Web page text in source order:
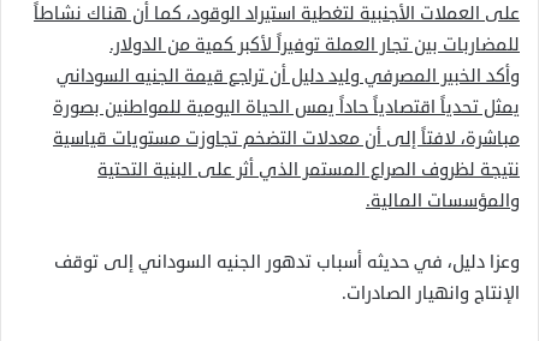
على العملات الأجنبية لتغطية استيراد الوقود، كما أن هناك نشاطاً
للمضاربات بين تجار العملة توفيراً لأكبر كمية من الدولار.
وأكد الخبير المصرفي وليد دليل أن تراجع قيمة الجنيه السوداني
يمثل تحدياً اقتصادياً حاداً يمس الحياة اليومية للمواطنين بصورة
مباشرة، لافتاً إلى أن معدلات التضخم تجاوزت مستويات قياسية
نتيجة لظروف الصراع المستمر الذي أثر على البنية التحتية
والمؤسسات المالية.
وعزا دليل، في حديثه أسباب تدهور الجنيه السوداني إلى توقف
الإنتاج وانهيار الصادرات.